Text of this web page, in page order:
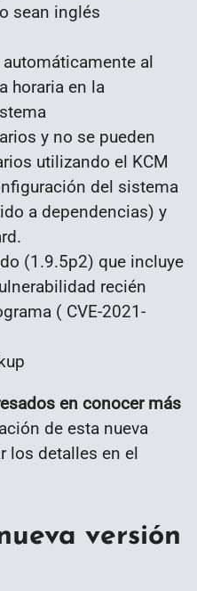
sean inglés
al
horaria en la
y no se pueden
utilizando el KCM
del sistema
a dependencias) y
(1.9.5p2) que incluye
recién
( CVE-2021-
en conocer más
de esta nueva
los detalles en el
versión